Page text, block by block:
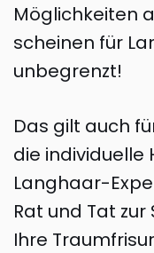
Möglichkeiten
scheinen für
unbegrenzt!
Das gilt auch
die individuelle
Langhaar-
Rat und Tat
Ihre